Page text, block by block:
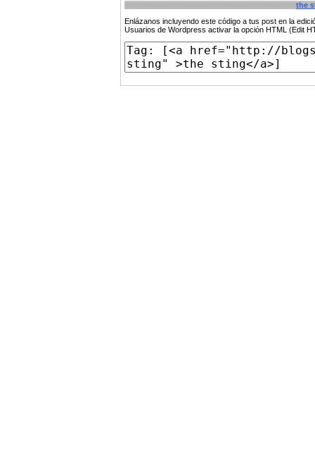
the
Enlázanos incluyendo este código a tus post en la
Usuarios de Wordpress activar la opción HTML (Edit